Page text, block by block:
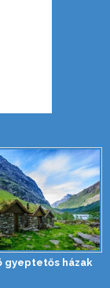
gyeptetős házak